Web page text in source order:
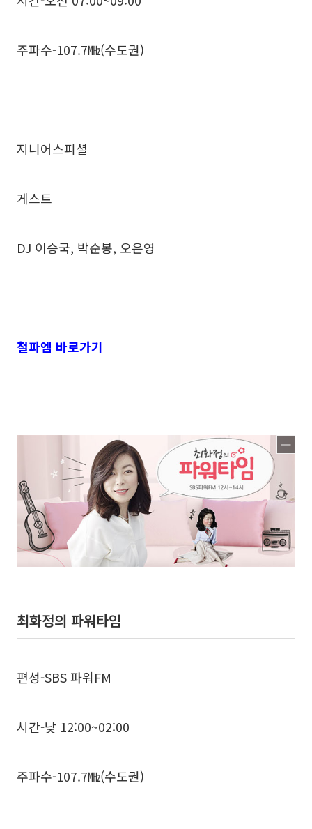
주파수-107.7㎒(수도권)
지니어스피셜
게스트
DJ 이승국, 박순봉, 오은영
철파엠 바로가기
최화정의 파워타임
편성-SBS 파워FM
시간-낮 12:00~02:00
주파수-107.7㎒(수도권)